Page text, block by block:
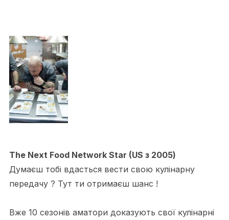
The Next Food Network Star (US з 2005)
Думаєш тобі вдасться вести свою кулінарну
передачу ? Тут ти отримаєш шанс !
Вже 10 сезонів аматори доказують свої кулінарні